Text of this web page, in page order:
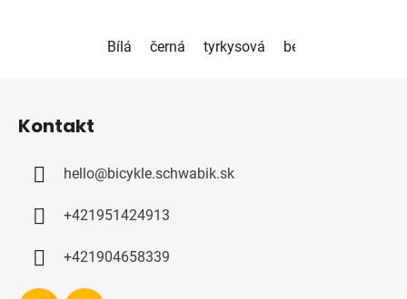
Bílá černá tyrkysová béžová
Kontakt
hello@bicykle.schwabik.sk
+421951424913
+421904658339